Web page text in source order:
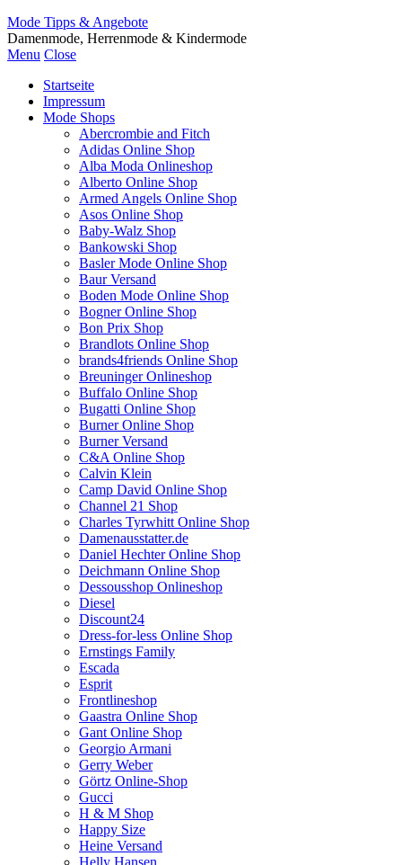
Mode Tipps & Angebote
Damenmode, Herrenmode & Kindermode
Menu Close
Startseite
Impressum
Mode Shops
Abercrombie and Fitch
Adidas Online Shop
Alba Moda Onlineshop
Alberto Online Shop
Armed Angels Online Shop
Asos Online Shop
Baby-Walz Shop
Bankowski Shop
Basler Mode Online Shop
Baur Versand
Boden Mode Online Shop
Bogner Online Shop
Bon Prix Shop
Brandlots Online Shop
brands4friends Online Shop
Breuninger Onlineshop
Buffalo Online Shop
Bugatti Online Shop
Burner Online Shop
Burner Versand
C&A Online Shop
Calvin Klein
Camp David Online Shop
Channel 21 Shop
Charles Tyrwhitt Online Shop
Damenausstatter.de
Daniel Hechter Online Shop
Deichmann Online Shop
Dessousshop Onlineshop
Diesel
Discount24
Dress-for-less Online Shop
Ernstings Family
Escada
Esprit
Frontlineshop
Gaastra Online Shop
Gant Online Shop
Georgio Armani
Gerry Weber
Görtz Online-Shop
Gucci
H & M Shop
Happy Size
Heine Versand
Helly Hansen